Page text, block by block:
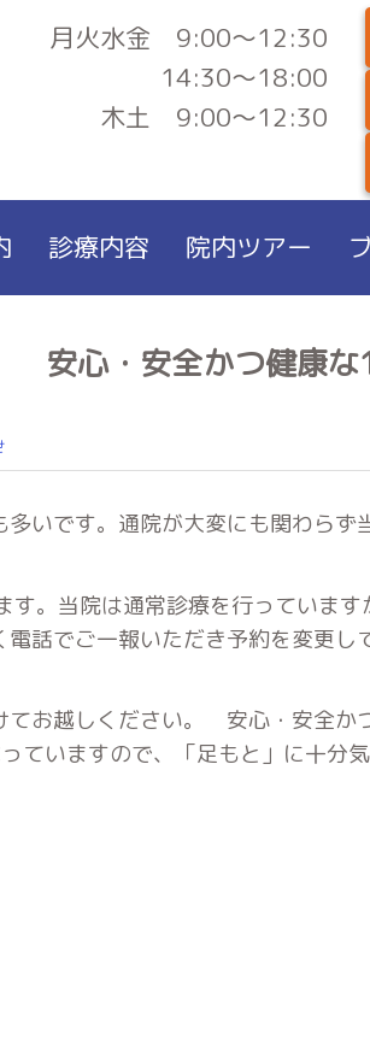
月火水金 9:00～12:30
14:30～18:00
木土 9:00～12:30
診療内容 院内ツアー
安心・安全かつ健康な
いです。通院が大変にも関わらず
。当院は通常診療を行っています
話でご一報いただき予約を変更し
てお越しください。 安心・安全か
ていますので、「足もと」に十分